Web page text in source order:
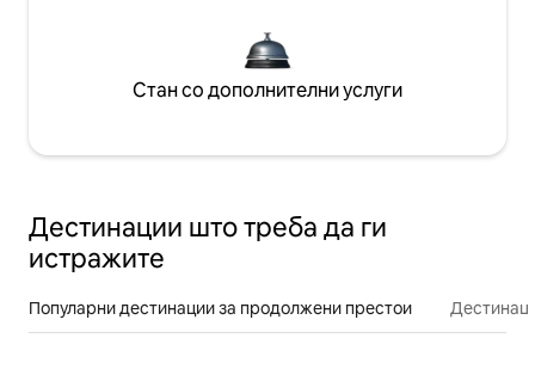
Стан со дополнителни услуги
Дестинации што треба да ги
истражите
Популарни дестинации за продолжени престои